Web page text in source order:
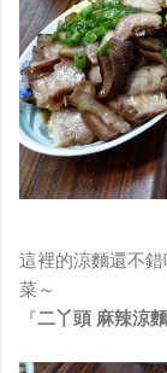
這裡的涼麵還不
菜～
『二丫頭 麻辣涼麵